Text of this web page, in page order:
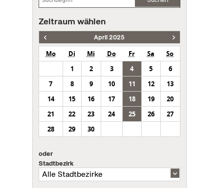
Zeitraum wählen
April 2025
Mo Di Mi Do Fr Sa
So
1
2 3 4 5
6
7
8 9 10 11 12
13
14
15 16 17 18 19
20
21
22 23 24 25 26
27
28
29 30
oder
Stadtbezirk